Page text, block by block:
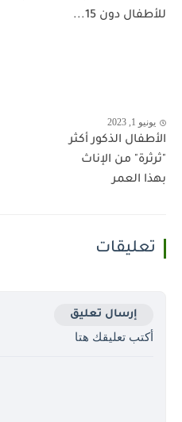
للأطفال دون 15...
يونيو 1, 2023
الأطفال الذكور أكثر
"ثرثرة" من الإناث
بهذا العمر
تعليقات
إرسال تعليق
أكتب تعليقك هتا